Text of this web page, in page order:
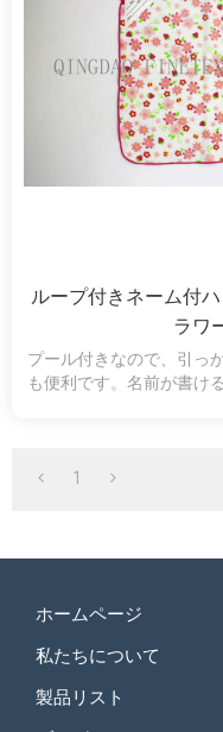
ループ付きネーム付
ラワ
プール付きなので、引っ
も便利です。名前が書け
1
ホームページ
私たちについて
製品リスト